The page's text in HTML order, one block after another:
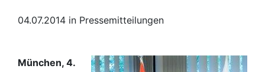
04.07.2014 in Pressemitteilungen
München, 4.